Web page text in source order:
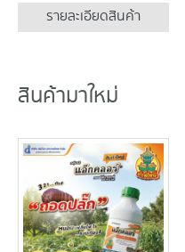
รายละเอียดสินค้า
สินค้ามาใหม่